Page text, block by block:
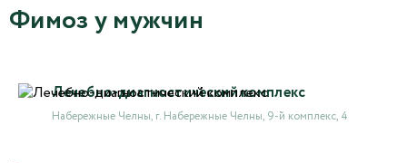
Фимоз у мужчин
Лечебно-диагностический комплекс
Набережные Челны, г. Набережные Челны, 9-й комплекс, 4